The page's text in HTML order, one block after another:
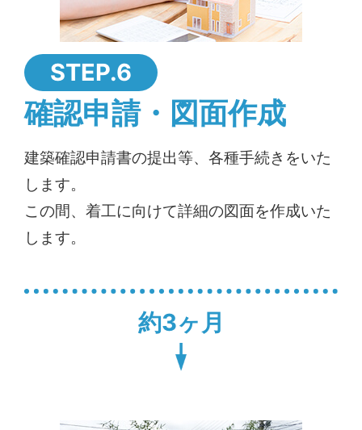
STEP.6
確認申請・図面作成
建築確認申請書の提出等、各種手続きをいた
します。
この間、着工に向けて詳細の図面を作成いた
します。
約3ヶ月